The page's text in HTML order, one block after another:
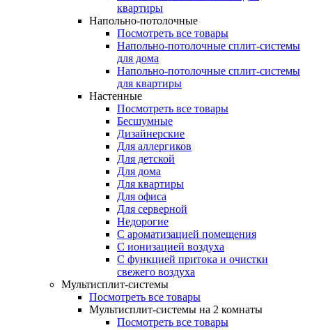
квартиры
Напольно-потолочные
Посмотреть все товары
Напольно-потолочные сплит-системы
для дома
Напольно-потолочные сплит-системы
для квартиры
Настенные
Посмотреть все товары
Бесшумные
Дизайнерские
Для аллергиков
Для детской
Для дома
Для квартиры
Для офиса
Для серверной
Недорогие
С ароматизацией помещения
С ионизацией воздуха
С функцией притока и очистки
свежего воздуха
Мультисплит-системы
Посмотреть все товары
Мультисплит-системы на 2 комнаты
Посмотреть все товары